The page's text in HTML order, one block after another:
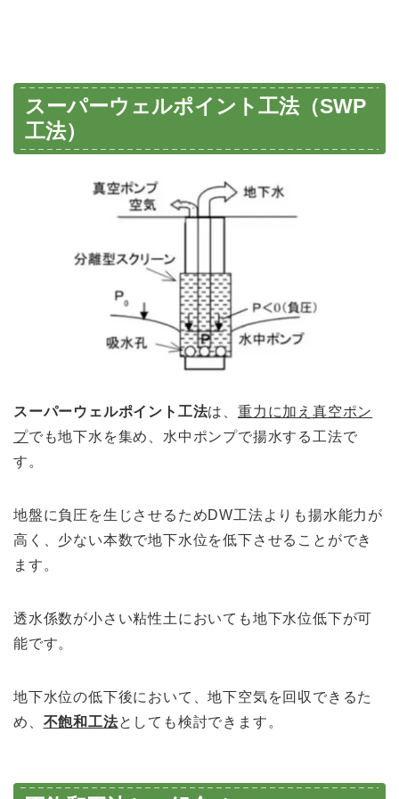
スーパーウェルポイント工法（SWP
工法）
スーパーウェルポイント工法は、重力に加え真空ポン
プでも地下水を集め、水中ポンプで揚水する工法で
す。
地盤に負圧を生じさせるためDW工法よりも揚水能力が
高く、少ない本数で地下水位を低下させることができ
ます。
透水係数が小さい粘性土においても地下水位低下が可
能です。
地下水位の低下後において、地下空気を回収できるた
め、 不飽和工法としても検討できます。